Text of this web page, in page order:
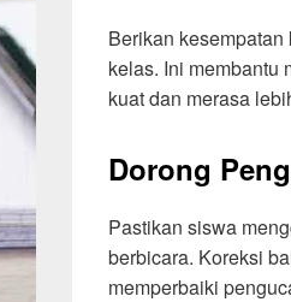
Berikan
kelas. Ini membantu
kuat dan merasa
Dorong
Pastikan siswa
berbicara. Koreksi
memperbaiki